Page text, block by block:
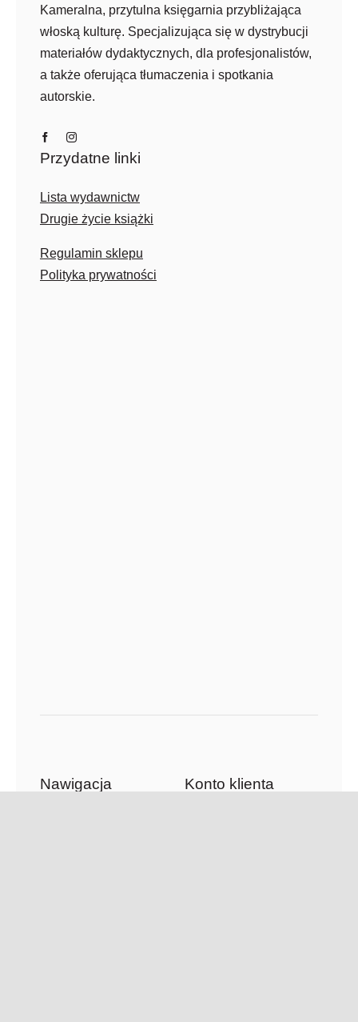
Kameralna, przytulna księgarnia przybliżająca
włoską kulturę. Specjalizująca się w dystrybucji
materiałów dydaktycznych, dla profesjonalistów,
a także oferująca tłumaczenia i spotkania
autorskie.
Przydatne linki
Lista wydawnictw
Drugie życie książki
Regulamin sklepu
Polityka prywatności
Nawigacja Konto klienta